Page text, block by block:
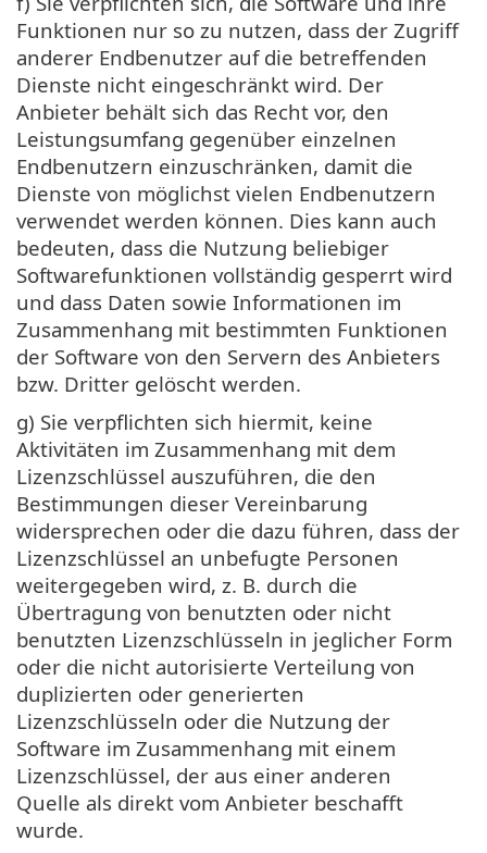
Funktionen nur so zu nutzen, dass der Zugriff
anderer Endbenutzer auf die betreffenden
Dienste nicht eingeschränkt wird. Der
Anbieter behält sich das Recht vor, den
Leistungsumfang gegenüber einzelnen
Endbenutzern einzuschränken, damit die
Dienste von möglichst vielen Endbenutzern
verwendet werden können. Dies kann auch
bedeuten, dass die Nutzung beliebiger
Softwarefunktionen vollständig gesperrt wird
und dass Daten sowie Informationen im
Zusammenhang mit bestimmten Funktionen
der Software von den Servern des Anbieters
bzw. Dritter gelöscht werden.
g) Sie verpflichten sich hiermit, keine
Aktivitäten im Zusammenhang mit dem
Lizenzschlüssel auszuführen, die den
Bestimmungen dieser Vereinbarung
widersprechen oder die dazu führen, dass der
Lizenzschlüssel an unbefugte Personen
weitergegeben wird, z. B. durch die
Übertragung von benutzten oder nicht
benutzten Lizenzschlüsseln in jeglicher Form
oder die nicht autorisierte Verteilung von
duplizierten oder generierten
Lizenzschlüsseln oder die Nutzung der
Software im Zusammenhang mit einem
Lizenzschlüssel, der aus einer anderen
Quelle als direkt vom Anbieter beschafft
wurde.